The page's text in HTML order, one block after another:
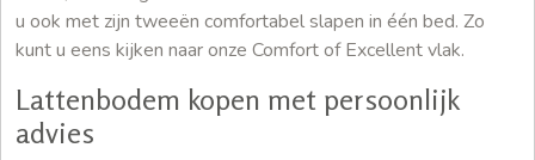
u ook met zijn tweeën comfortabel slapen in één bed. Zo
kunt u eens kijken naar onze Comfort of Excellent vlak.
Lattenbodem kopen met persoonlijk
advies